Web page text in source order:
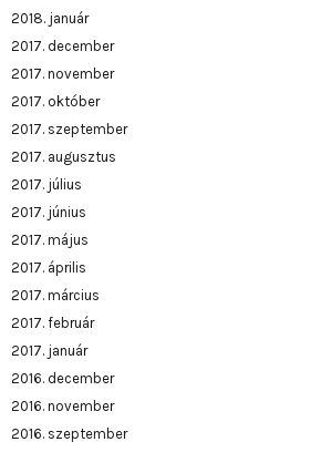
2018. január
2017. december
2017. november
2017. október
2017. szeptember
2017. augusztus
2017. július
2017. június
2017. május
2017. április
2017. március
2017. február
2017. január
2016. december
2016. november
2016. szeptember